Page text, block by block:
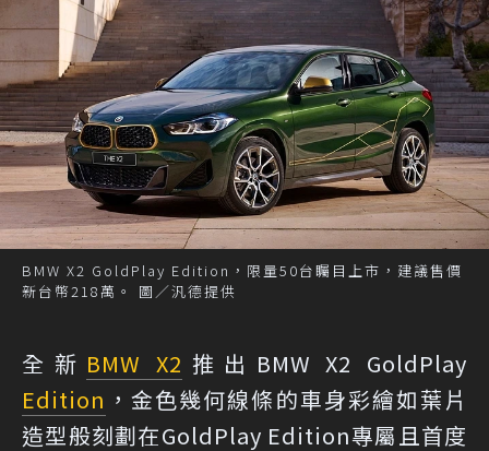
BMW X2 GoldPlay Edition，限量50台矚目上市，建議售價
新台幣218萬。 圖／汎德提供
全新 BMW X2 推出BMW X2 GoldPlay
Edition ，金色幾何線條的車身彩繪如葉片
造型般刻劃在GoldPlay Edition專屬且首度